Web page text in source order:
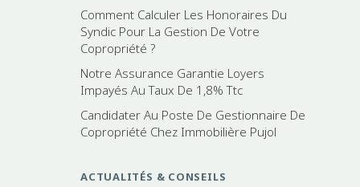
Comment Calculer Les Honoraires Du
Syndic Pour La Gestion De Votre
Copropriété ?
Notre Assurance Garantie Loyers
Impayés Au Taux De 1,8% Ttc
Candidater Au Poste De Gestionnaire De
Copropriété Chez Immobilière Pujol
ACTUALITÉS & CONSEILS